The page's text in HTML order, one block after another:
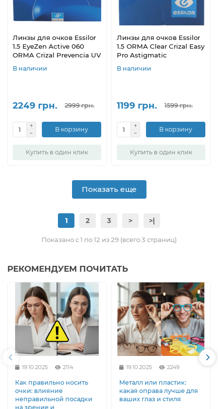
Линзы для очков Essilor
1.5 EyeZen Active 060
ORMA Crizal Prevencia UV
В наличии
2249 грн. 2999 грн.
В корзину
Купить в один клик
Линзы для очков Essilor
1.5 ORMA Clear Crizal Easy
Pro Astigmatic
В наличии
1199 грн. 1599 грн.
В корзину
Купить в один клик
Показать еще
1 2 3 > >|
Показано с 1 по 12 из 29 (всего 3 страниц)
РЕКОМЕНДУЕМ ПОЧИТАТЬ
19.10.2025 2114
Как правильно носить
очки: влияние
неправильной посадки
на зрение и
19.10.2025 2249
Металл или пластик:
какая оправа лучше для
ваших глаз и стиля